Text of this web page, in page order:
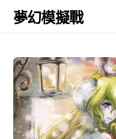
Skip
夢幻模擬戰